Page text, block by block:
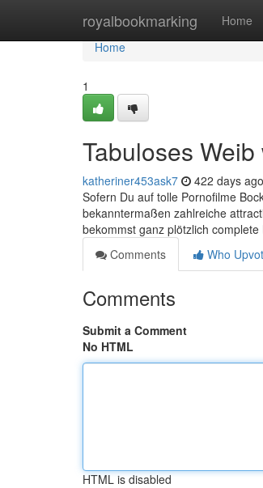
royalbookmarking Home
Home
Home
1
Tabuloses
katheriner453ask7 422 days ago
Sofern Du auf tolle Pornofilme
bekanntermaßen zahlreiche
bekommst ganz plötzlich
Comments
Who
Comments
Submit a Comment
No HTML
HTML is disabled